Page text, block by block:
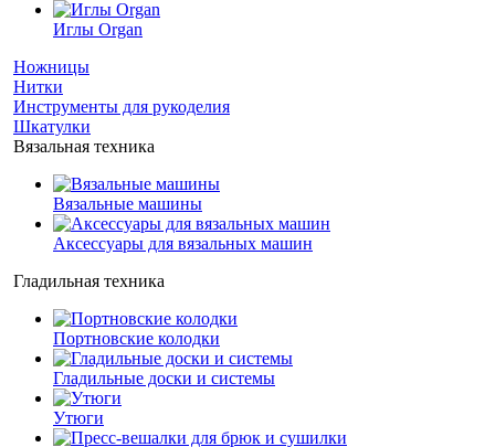
Иглы Organ
Ножницы
Нитки
Инструменты для рукоделия
Шкатулки
Вязальная техника
Вязальные машины
Аксессуары для вязальных машин
Гладильная техника
Портновские колодки
Гладильные доски и системы
Утюги